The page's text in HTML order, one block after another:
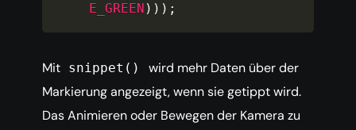
E_GREEN ) ) ) ;
Mit snippet()
wird mehr Daten über der
Markierung angezeigt, wenn sie getippt wird.
Das Animieren oder Bewegen der Kamera zu